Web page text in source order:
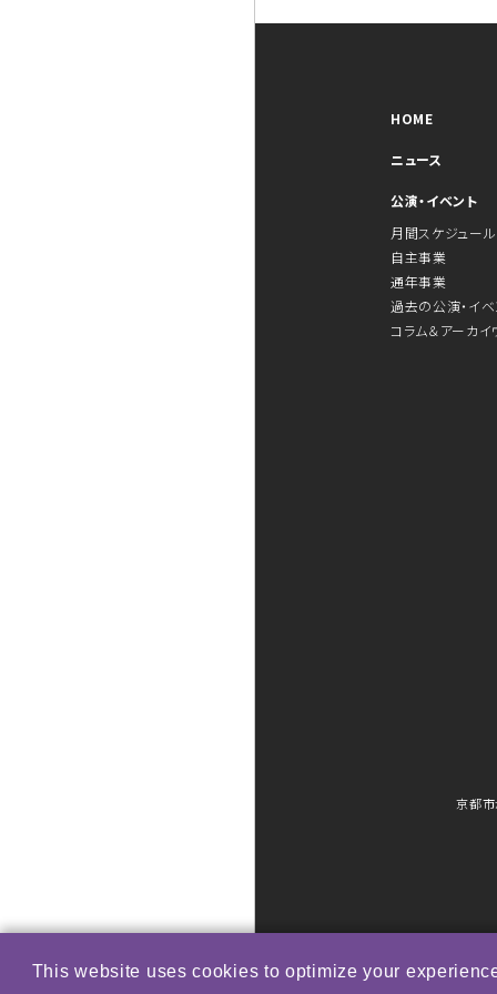
HOME
ニュース
公演・イベント
月間スケジュール
自主事業
通年事業
過去の公演・イベ
コラム＆アーカイ
京都市
This website uses cookies to optimize your